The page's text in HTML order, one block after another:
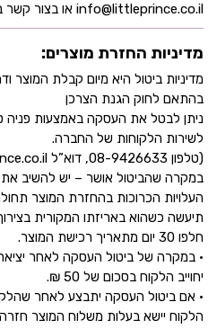
info@littleprince.co.il או בצור קשר באתר.
מדיניות החזרת מוצרים:
בהתאם לחוק הגנת הצרכן
ניתן לבטל את העסקה באמצעות פניה
לשירות הלקוחות של החברה.
(טלפון 08-9426633, דוא”ל info@littleprince.co.il.)
במקרה שהביטול אושר – יש להשיב
העלויות הכרוכות בהחזרת המוצר
תיעשה כשהוא באריזתו המקורית
חלפו 30 יום מתאריך רכישת המוצר.
• במקרה של ביטול העסקה לאחר
יחוייב הלקוח בסכום של 50 ₪.
• אם ביטול העסקה יתבצע לאחר
הלקוח יישא בעלות משלוח המוצר